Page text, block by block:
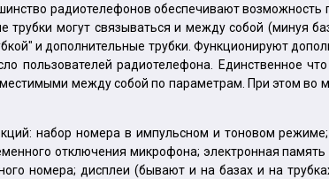
радиотелефонов обеспечивают возможность
могут связываться и между собой (минуя
и дополнительные трубки. Функционируют
пользователей радиотелефона. Единственное
между собой по параметрам. При этом во
набор номера в импульсном и тоновом режиме;
отключения микрофона; электронная
номера; дисплеи (бывают и на базах и на